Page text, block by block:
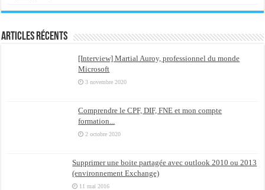
Articles récents
[Interview] Martial Auroy, professionnel du monde
Microsoft
3 novembre 2020
Comprendre le CPF, DIF, FNE et mon compte
formation...
2 octobre 2020
Supprimer une boite partagée avec outlook 2010 ou 2013
(environnement Exchange)
11 mai 2016